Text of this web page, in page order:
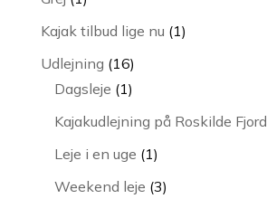
vare
Kajak tilbud lige nu 11
Udlejning 1616
varer
Dagsleje 11
vare
Kajakudlejning på Roskilde Fjord
Leje i en uge 11
vare
Weekend leje 33